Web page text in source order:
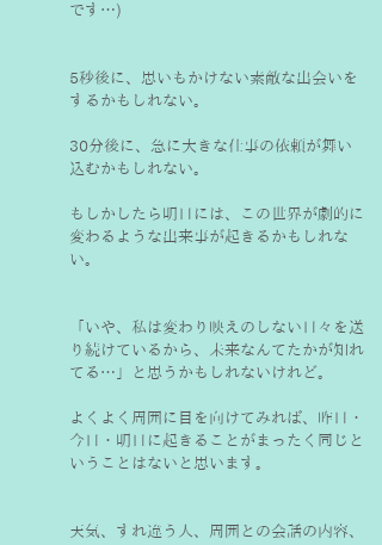
です…)
5秒後に、思いもかけない素敵な出会いを
するかもしれない。
30分後に、急に大きな仕事の依頼が舞い
込むかもしれない。
もしかしたら明日には、この世界が劇的に
変わるような出来事が起きるかもしれな
い。
「いや、私は変わり映えのしない日々を送
り続けているから、未来なんてたかが知れ
てる…」と思うかもしれないけれど。
よくよく周囲に目を向けてみれば、昨日・
今日・明日に起きることがまったく同じと
いうことはないと思います。
天気、すれ違う人、周囲との会話の内容、